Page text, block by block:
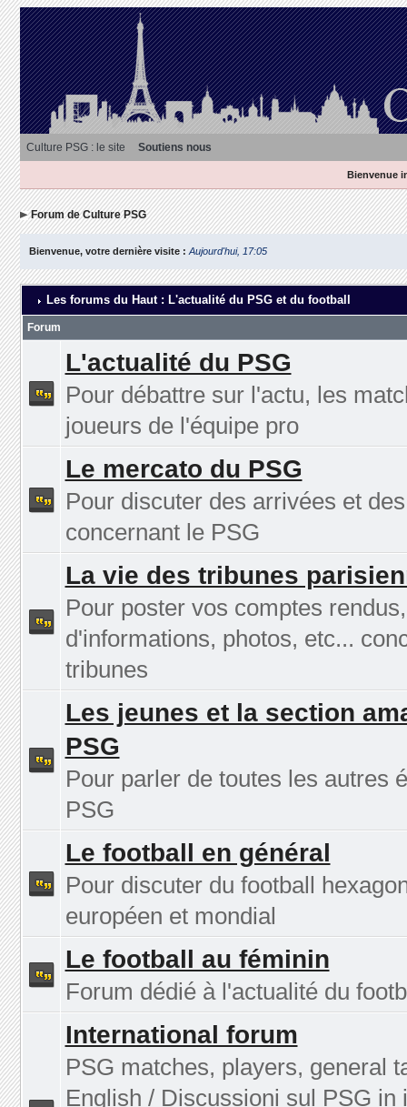
Culture PSG : le site Soutiens nous
Bienvenue
Forum de Culture PSG
Bienvenue, votre dernière visite : Aujourd'hui, 17:05
Les forums du Haut : L'actualité du PSG et du football
Forum
L'actualité du PSG
Pour débattre sur l'actu, les
joueurs de l'équipe pro
Le mercato du PSG
Pour discuter des arrivées et
concernant le PSG
La vie des tribunes
Pour poster vos comptes
d'informations, photos, etc...
tribunes
Les jeunes et la section
PSG
Pour parler de toutes les autres
PSG
Le football en général
Pour discuter du football
européen et mondial
Le football au féminin
Forum dédié à l'actualité du
International forum
PSG matches, players, general
English / Discussioni sul PSG in